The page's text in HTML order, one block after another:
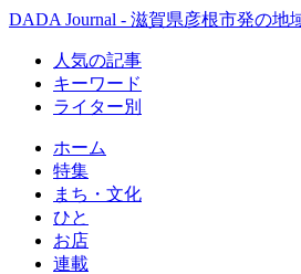
DADA Journal - 滋賀県彦根市発の
人気の記事
キーワード
ライター別
ホーム
特集
まち・文化
ひと
お店
連載